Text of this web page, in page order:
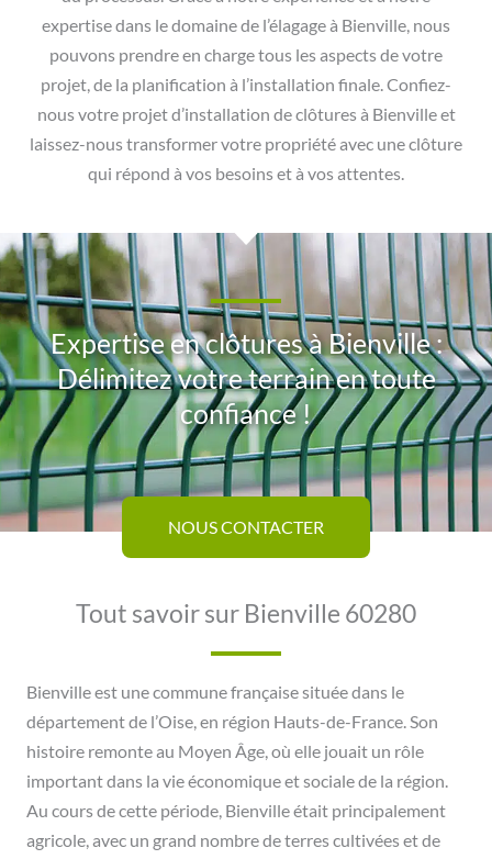
expertise dans le domaine de l’élagage à Bienville, nous
pouvons prendre en charge tous les aspects de votre
projet, de la planification à l’installation finale. Confiez-
nous votre projet d’installation de clôtures à Bienville et
laissez-nous transformer votre propriété avec une clôture
qui répond à vos besoins et à vos attentes.
Expertise en clôtures à Bienville :
Délimitez votre terrain en toute
confiance !
NOUS CONTACTER
Tout savoir sur Bienville 60280
Bienville est une commune française située dans le
département de l’Oise, en région Hauts-de-France. Son
histoire remonte au Moyen Âge, où elle jouait un rôle
important dans la vie économique et sociale de la région.
Au cours de cette période, Bienville était principalement
agricole, avec un grand nombre de terres cultivées et de